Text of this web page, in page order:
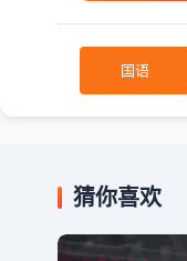
国语
猜你喜欢